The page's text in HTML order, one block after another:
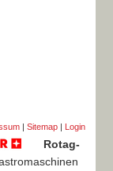
| Sitemap| Login
Rotag-